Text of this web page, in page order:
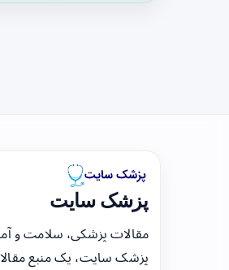
پزشک سایت
مقالات پزشکی، سلامت و
پزشک سایت، یک منبع